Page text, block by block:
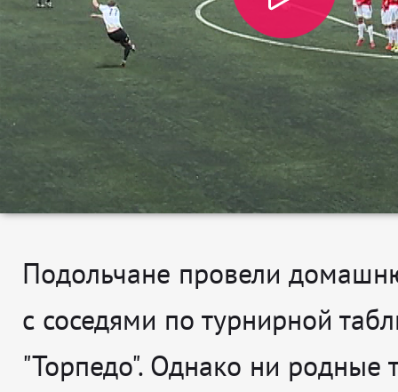
Подольчане провели
с соседями по турнирной
"Торпедо". Однако ни родные